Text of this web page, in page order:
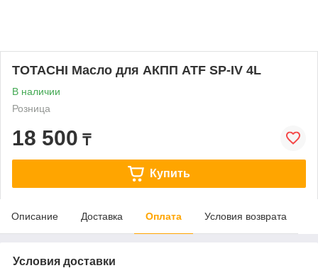
TOTACHI Масло для АКПП ATF SP-IV 4L
В наличии
Розница
18 500 ₸
Купить
Описание Доставка Оплата Условия возврата
Условия доставки